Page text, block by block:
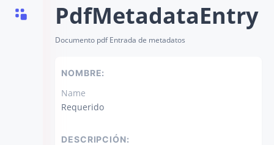
PdfMetadataEntry
Documento pdf Entrada de metadatos
NOMBRE:
Name
Requerido
DESCRIPCIÓN: